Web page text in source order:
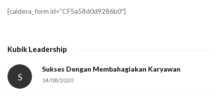
[caldera_form id=”CF5a58d0d9286b0″]
Kubik Leadership
S
Sukses Dengan Membahagiakan Karyawan
14/08/2020